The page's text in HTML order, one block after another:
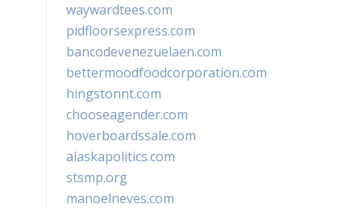
waywardtees.com
pidfloorsexpress.com
bancodevenezuelaen.com
bettermoodfoodcorporation.com
hingstonnt.com
chooseagender.com
hoverboardssale.com
alaskapolitics.com
stsmp.org
manoelneves.com